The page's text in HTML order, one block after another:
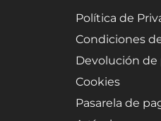
Política de
Condiciones
Devolución de
Cookies
Pasarela de